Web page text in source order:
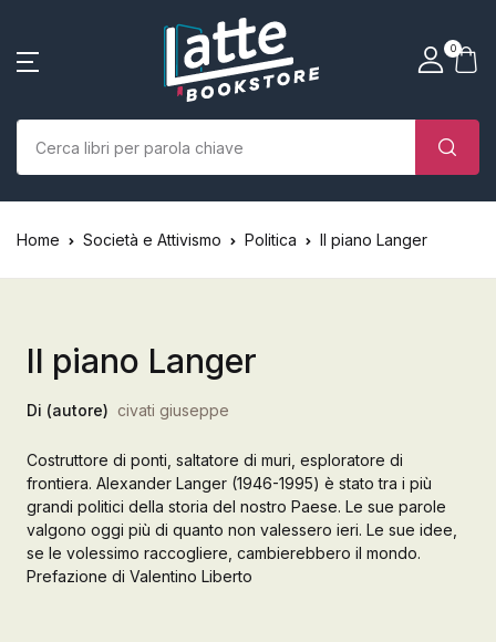
0
SHOP BY CATEGORY
Libri
Case editrici
Bambini
L’Edicola & eventi
Galleria d’Arte
Vicino
Account
Nome utente o email *
Parola d'ordine *
Ricordati
di me
Ha dimenticato la
password?
Vicino
La tua borsa della spesa
(0)
Home Società e Attivismo Politica Il piano Langer
Il piano Langer
Di (autore) civati giuseppe
Costruttore di ponti, saltatore di muri, esploratore di
frontiera. Alexander Langer (1946-1995) è stato tra i più
grandi politici della storia del nostro Paese. Le sue parole
valgono oggi più di quanto non valessero ieri. Le sue idee,
se le volessimo raccogliere, cambierebbero il mondo.
Prefazione di Valentino Liberto